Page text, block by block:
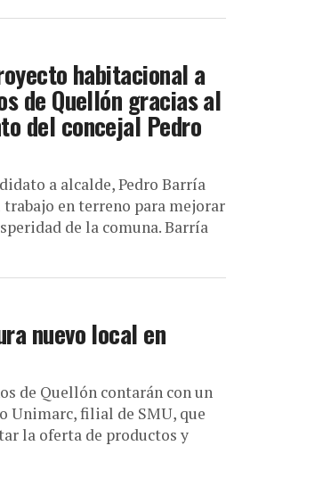
habitacional a
de Quellón gracias al
del concejal Pedro
a alcalde, Pedro Barría
en terreno para mejorar
de la comuna. Barría
nuevo local en
de Quellón contarán con un
Unimarc, filial de SMU, que
la oferta de productos y